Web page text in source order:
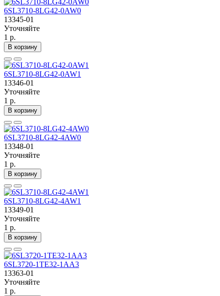
6SL3710-8LG42-0AW0
13345-01
Уточняйте
1 р.
В корзину
6SL3710-8LG42-0AW1
13346-01
Уточняйте
1 р.
В корзину
6SL3710-8LG42-4AW0
13348-01
Уточняйте
1 р.
В корзину
6SL3710-8LG42-4AW1
13349-01
Уточняйте
1 р.
В корзину
6SL3720-1TE32-1AA3
13363-01
Уточняйте
1 р.